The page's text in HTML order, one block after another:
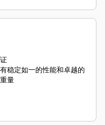
稳定如一的性能和卓越的
量